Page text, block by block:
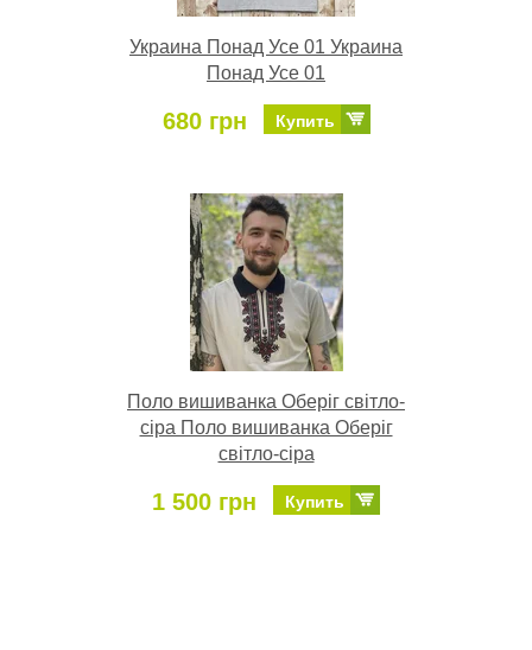
Украина Понад Усе 01 Украина
Понад Усе 01
680 грн Купить
Поло вишиванка Оберіг світло-
сіра Поло вишиванка Оберіг
світло-сіра
1 500 грн Купить